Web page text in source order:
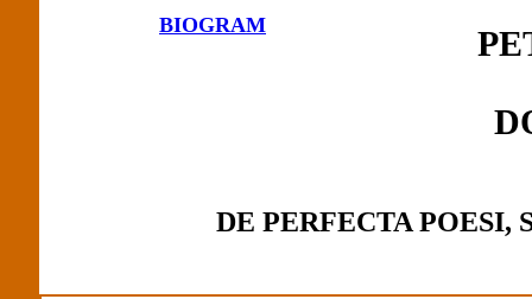
BIOGRAM
DE PERFECTA POESI,